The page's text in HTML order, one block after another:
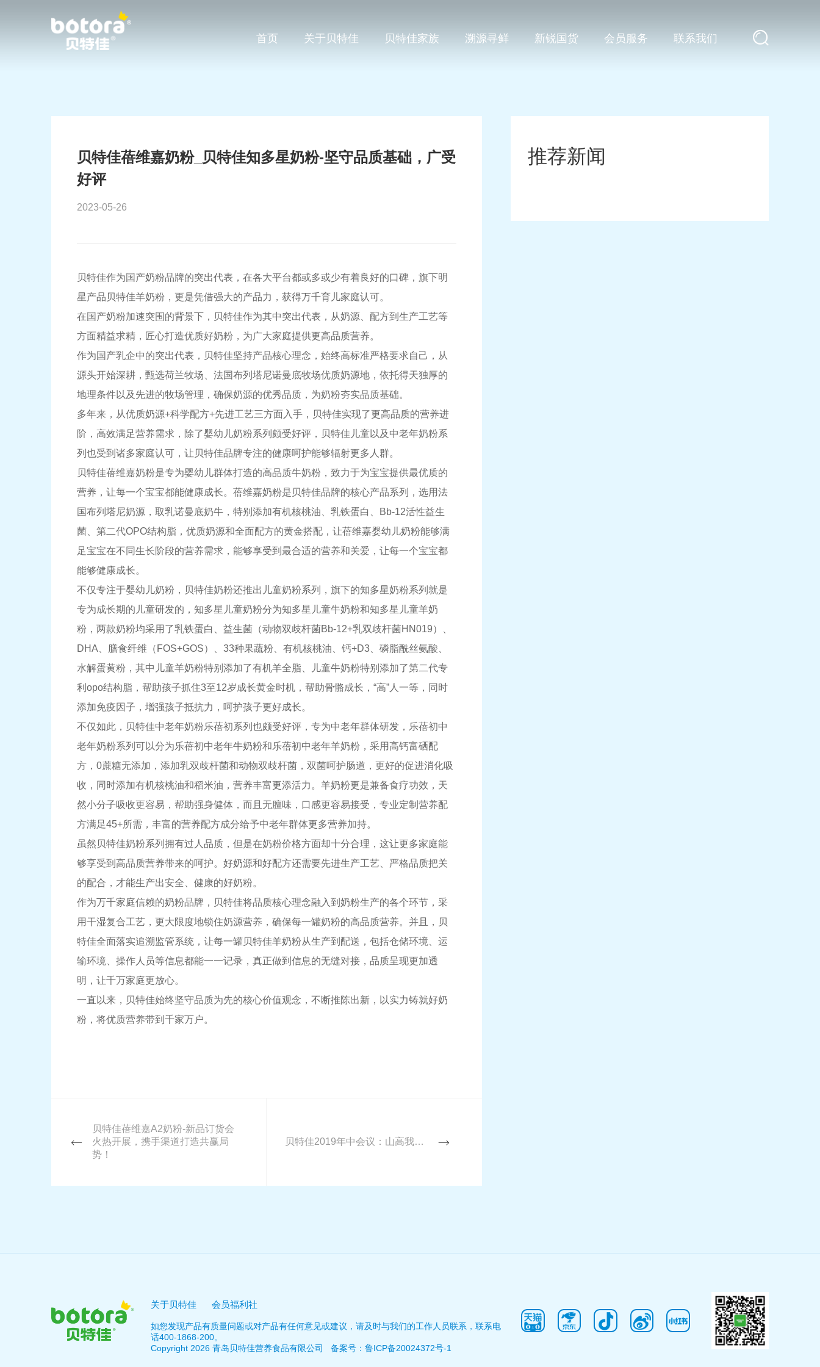
首页 关于贝特佳 贝特佳家族 溯源寻鲜 新锐国货 会员服务 联系我们
贝特佳蓓维嘉奶粉_贝特佳知多星奶粉-坚守品质基础，广受
好评
2023-05-26
贝特佳作为国产奶粉品牌的突出代表，在各大平台都或多或少有着良好的口碑，旗下明
星产品贝特佳羊奶粉，更是凭借强大的产品力，获得万千育儿家庭认可。
在国产奶粉加速突围的背景下，贝特佳作为其中突出代表，从奶源、配方到生产工艺等
方面精益求精，匠心打造优质好奶粉，为广大家庭提供更高品质营养。
作为国产乳企中的突出代表，贝特佳坚持产品核心理念，始终高标准严格要求自己，从
源头开始深耕，甄选荷兰牧场、法国布列塔尼诺曼底牧场优质奶源地，依托得天独厚的
地理条件以及先进的牧场管理，确保奶源的优秀品质，为奶粉夯实品质基础。
多年来，从优质奶源+科学配方+先进工艺三方面入手，贝特佳实现了更高品质的营养进
阶，高效满足营养需求，除了婴幼儿奶粉系列颇受好评，贝特佳儿童以及中老年奶粉系
列也受到诸多家庭认可，让贝特佳品牌专注的健康呵护能够辐射更多人群。
贝特佳蓓维嘉奶粉是专为婴幼儿群体打造的高品质牛奶粉，致力于为宝宝提供最优质的
营养，让每一个宝宝都能健康成长。蓓维嘉奶粉是贝特佳品牌的核心产品系列，选用法
国布列塔尼奶源，取乳诺曼底奶牛，特别添加有机核桃油、乳铁蛋白、Bb-12活性益生
菌、第二代OPO结构脂，优质奶源和全面配方的黄金搭配，让蓓维嘉婴幼儿奶粉能够满
足宝宝在不同生长阶段的营养需求，能够享受到最合适的营养和关爱，让每一个宝宝都
能够健康成长。
不仅专注于婴幼儿奶粉，贝特佳奶粉还推出儿童奶粉系列，旗下的知多星奶粉系列就是
专为成长期的儿童研发的，知多星儿童奶粉分为知多星儿童牛奶粉和知多星儿童羊奶
粉，两款奶粉均采用了乳铁蛋白、益生菌（动物双歧杆菌Bb-12+乳双歧杆菌HN019）、
DHA、膳食纤维（FOS+GOS）、33种果蔬粉、有机核桃油、钙+D3、磷脂酰丝氨酸、
水解蛋黄粉，其中儿童羊奶粉特别添加了有机羊全脂、儿童牛奶粉特别添加了第二代专
利opo结构脂，帮助孩子抓住3至12岁成长黄金时机，帮助骨骼成长，“高”人一等，同时
添加免疫因子，增强孩子抵抗力，呵护孩子更好成长。
不仅如此，贝特佳中老年奶粉乐蓓初系列也颇受好评，专为中老年群体研发，乐蓓初中
老年奶粉系列可以分为乐蓓初中老年牛奶粉和乐蓓初中老年羊奶粉，采用高钙富硒配
方，0蔗糖无添加，添加乳双歧杆菌和动物双歧杆菌，双菌呵护肠道，更好的促进消化吸
收，同时添加有机核桃油和稻米油，营养丰富更添活力。羊奶粉更是兼备食疗功效，天
然小分子吸收更容易，帮助强身健体，而且无膻味，口感更容易接受，专业定制营养配
方满足45+所需，丰富的营养配方成分给予中老年群体更多营养加持。
虽然贝特佳奶粉系列拥有过人品质，但是在奶粉价格方面却十分合理，这让更多家庭能
够享受到高品质营养带来的呵护。好奶源和好配方还需要先进生产工艺、严格品质把关
的配合，才能生产出安全、健康的好奶粉。
作为万千家庭信赖的奶粉品牌，贝特佳将品质核心理念融入到奶粉生产的各个环节，采
用干湿复合工艺，更大限度地锁住奶源营养，确保每一罐奶粉的高品质营养。并且，贝
特佳全面落实追溯监管系统，让每一罐贝特佳羊奶粉从生产到配送，包括仓储环境、运
输环境、操作人员等信息都能一一记录，真正做到信息的无缝对接，品质呈现更加透
明，让千万家庭更放心。
一直以来，贝特佳始终坚守品质为先的核心价值观念，不断推陈出新，以实力铸就好奶
粉，将优质营养带到千家万户。
贝特佳蓓维嘉A2奶粉-新品订货会
火热开展，携手渠道打造共赢局
势！
贝特佳2019年中会议：山高我为峰！
推荐新闻
关于贝特佳 会员福利社
如您发现产品有质量问题或对产品有任何意见或建议，请及时与我们的工作人员联系，联系电
话400-1868-200。
Copyright 2026 青岛贝特佳营养食品有限公司备案号：鲁ICP备20024372号-1